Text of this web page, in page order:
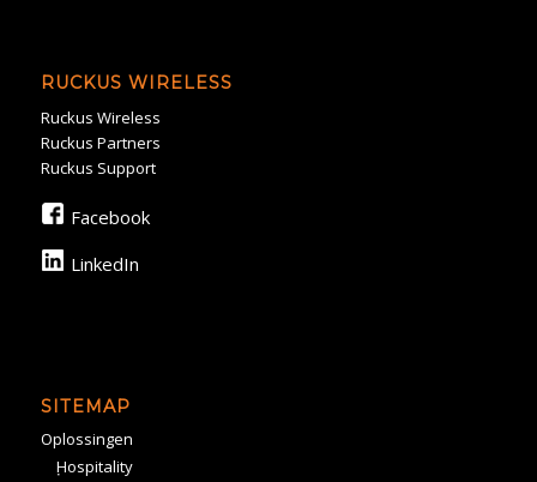
RUCKUS WIRELESS
Ruckus Wireless
Ruckus Partners
Ruckus Support
Facebook
LinkedIn
SITEMAP
Oplossingen
Hospitality